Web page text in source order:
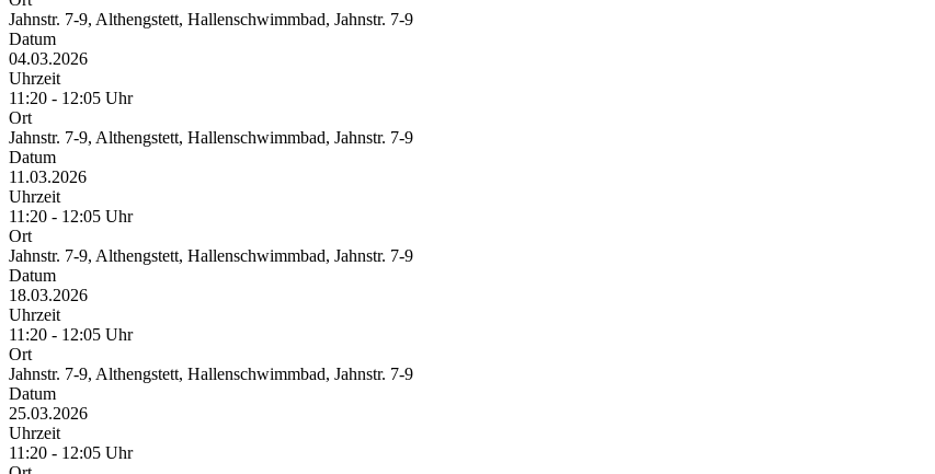
Jahnstr. 7-9, Althengstett, Hallenschwimmbad, Jahnstr. 7-9
Datum
04.03.2026
Uhrzeit
11:20 - 12:05 Uhr
Ort
Jahnstr. 7-9, Althengstett, Hallenschwimmbad, Jahnstr. 7-9
Datum
11.03.2026
Uhrzeit
11:20 - 12:05 Uhr
Ort
Jahnstr. 7-9, Althengstett, Hallenschwimmbad, Jahnstr. 7-9
Datum
18.03.2026
Uhrzeit
11:20 - 12:05 Uhr
Ort
Jahnstr. 7-9, Althengstett, Hallenschwimmbad, Jahnstr. 7-9
Datum
25.03.2026
Uhrzeit
11:20 - 12:05 Uhr